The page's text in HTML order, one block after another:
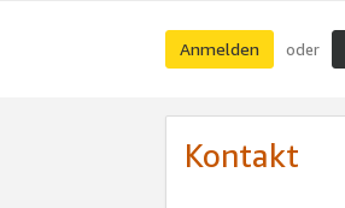
Anmelden oder
Kontakt